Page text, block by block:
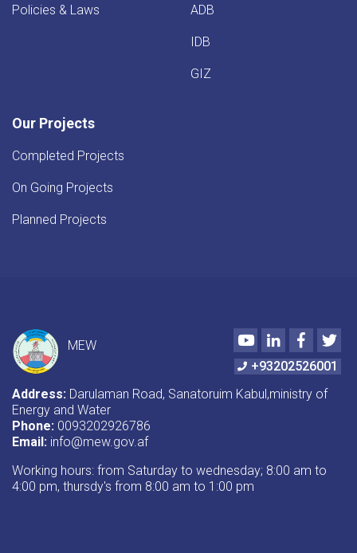
Policies & Laws ADB
IDB
GIZ
Our Projects
Completed Projects
On Going Projects
Planned Projects
MEW
YoutubeLinkedIn
+93202526001
Address: Darulaman Road, Sanatoruim Kabul,ministry of
Energy and Water
Phone: 0093202926786
Email: info@mew.gov.af
Working hours: from Saturday to wednesday; 8:00 am to
4:00 pm, thursdy's from 8:00 am to 1:00 pm